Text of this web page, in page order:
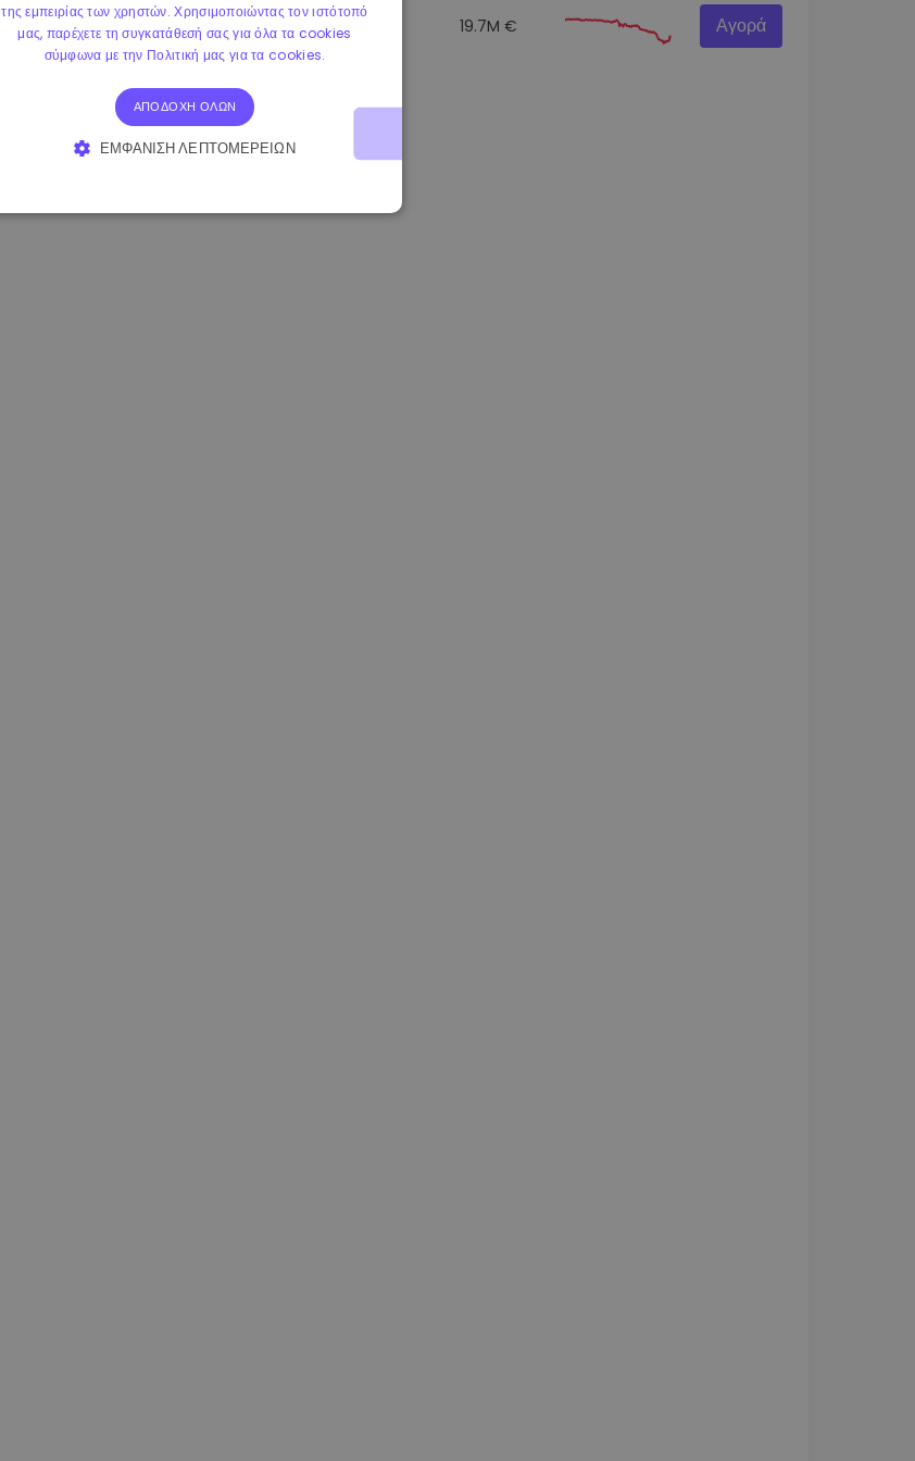
0.080659000 € -4.80% 3.2B € 19.7M € Αγορά
της εμπειρίας των χρηστών. Χρησιμοποιώντας τον ιστότοπό
μας, παρέχετε τη συγκατάθεσή σας για όλα τα cookies
σύμφωνα με την Πολιτική μας για τα cookies.
ΑΠΟΔΟΧΉ ΌΛΩΝ
ΕΜΦΆΝΙΣΗ ΛΕΠΤΟΜΕΡΕΙΏΝ